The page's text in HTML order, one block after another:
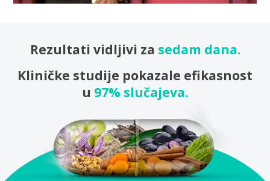
Rezultati vidljivi za sedam dana.
Kliničke studije pokazale efikasnost
u 97% slučajeva.